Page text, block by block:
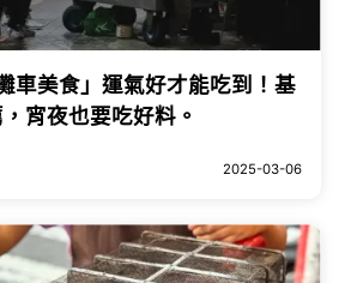
車美食」運氣好才能吃到！基
宵夜也要吃好料。
2025-03-06